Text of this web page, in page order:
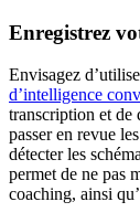
Enregistrez
Envisagez
d’intelligence
transcription et de
passer en revue
détecter les
permet de ne pas
coaching, ainsi